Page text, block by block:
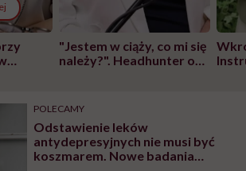
"Jestem w ciąży, co mi się
należy?". Headhunter o
pracy
POLECAMY
Odstawienie leków
antydepresyjnych nie musi być
koszmarem. Nowe badania